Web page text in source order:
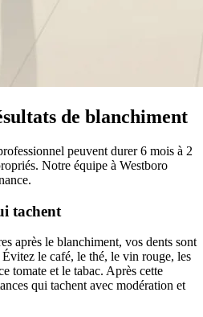
de blanchiment
peuvent durer 6 mois à 2
Notre équipe à Westboro
tachent
après le blanchiment, vos dents sont
Évitez le café, le thé, le vin rouge, les
tomate et le tabac. Après cette
qui tachent avec modération et